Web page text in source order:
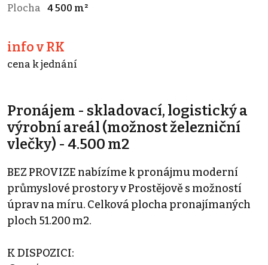
Plocha
4 500 m²
info v RK
cena k jednání
Pronájem - skladovací, logistický a
výrobní areál (možnost železniční
vlečky) - 4.500 m2
BEZ PROVIZE nabízíme k pronájmu moderní
průmyslové prostory v Prostějově s možností
úprav na míru. Celková plocha pronajímaných
ploch 51.200 m2.
K DISPOZICI: